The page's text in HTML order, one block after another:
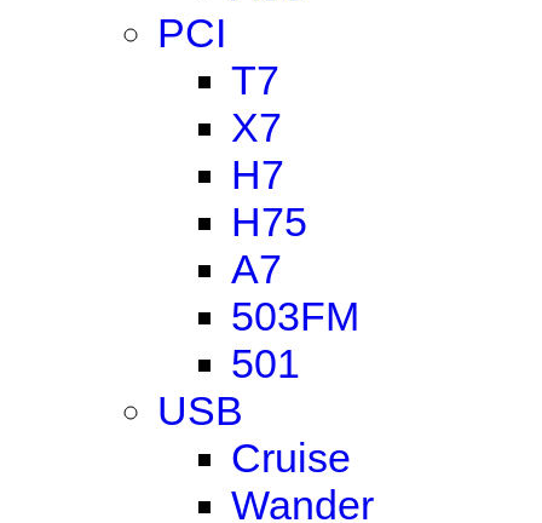
PCI
T7
X7
H7
H75
A7
503FM
501
USB
Cruise
Wander